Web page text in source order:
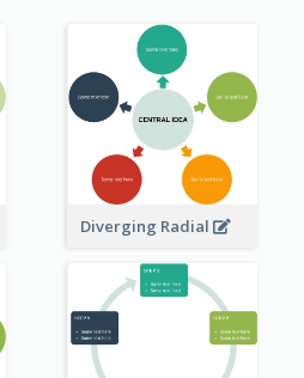
Diverging Radial